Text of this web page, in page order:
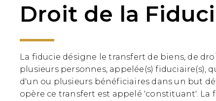
Droit de la
La fiducie désigne le transfert de biens, de
plusieurs personnes, appelée(s) fiduciaire(s),
d'un ou plusieurs bénéficiaires dans un but
opère ce transfert est appelé 'constituant'. La